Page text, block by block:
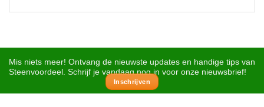
Mis niets meer! Ontvang de nieuwste updates en handige tips van
Steenvoordeel. Schrijf je vandaag nog in voor onze nieuwsbrief!
Inschrijven